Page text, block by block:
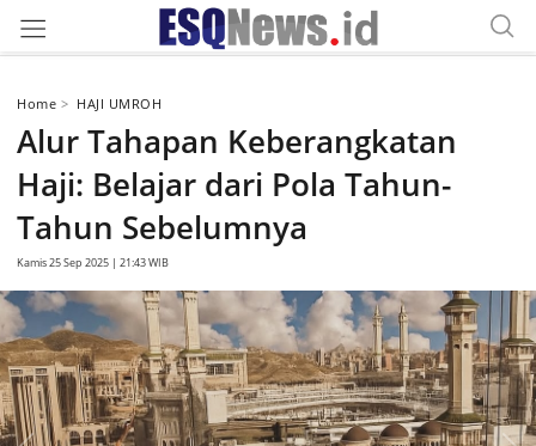
Home HAJI UMROH
Alur Tahapan Keberangkatan
Haji: Belajar dari Pola Tahun-
Tahun Sebelumnya
Kamis 25 Sep 2025 | 21:43 WIB